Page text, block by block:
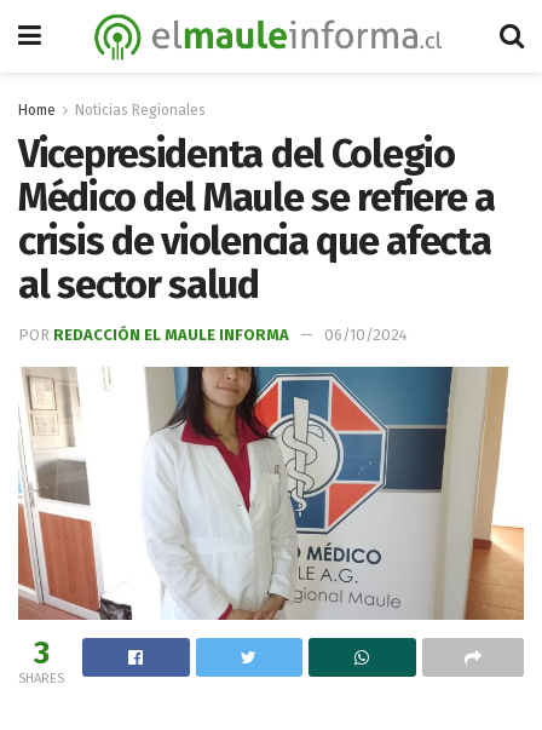
Home Noticias Regionales
Vicepresidenta del Colegio
Médico del Maule se refiere a
crisis de violencia que afecta
al sector salud
POR REDACCIÓN EL MAULE INFORMA 06/10/2024
3
SHARES